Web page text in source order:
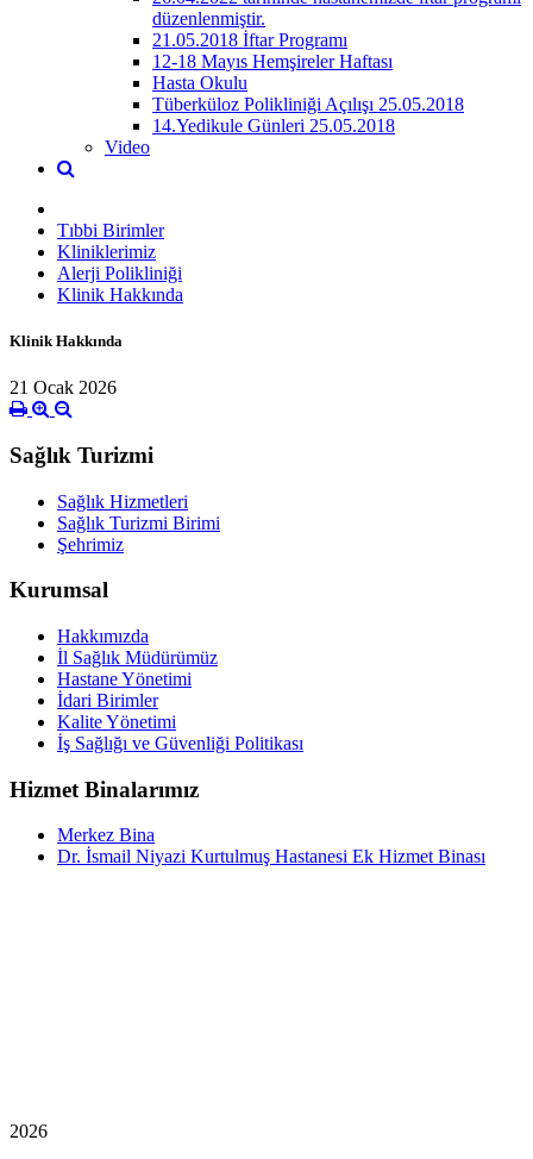
düzenlenmiştir.
21.05.2018 İftar Programı
12-18 Mayıs Hemşireler Haftası
Hasta Okulu
Tüberküloz Polikliniği Açılışı 25.05.2018
14.Yedikule Günleri 25.05.2018
Video
Tıbbi Birimler
Kliniklerimiz
Alerji Polikliniği
Klinik Hakkında
Klinik Hakkında
21 Ocak 2026
Sağlık Turizmi
Sağlık Hizmetleri
Sağlık Turizmi Birimi
Şehrimiz
Kurumsal
Hakkımızda
İl Sağlık Müdürümüz
Hastane Yönetimi
İdari Birimler
Kalite Yönetimi
İş Sağlığı ve Güvenliği Politikası
Hizmet Binalarımız
Merkez Bina
Dr. İsmail Niyazi Kurtulmuş Hastanesi Ek Hizmet Binası
2026